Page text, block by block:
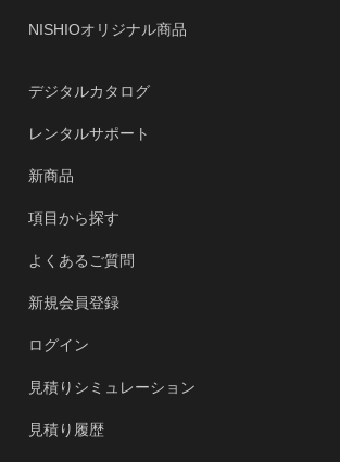
NISHIOオリジナル商品
デジタルカタログ
レンタルサポート
新商品
項目から探す
よくあるご質問
新規会員登録
ログイン
見積りシミュレーション
見積り履歴